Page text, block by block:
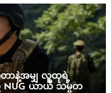
တာနဲ့အမျှ လူထုရဲ့
NUG ယာယီ သမ္မတ